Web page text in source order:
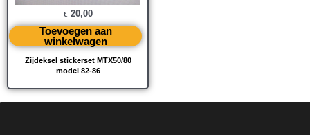
Zijdeksel stickerset MTX50/80
model 82-86
€ 20,00
Toevoegen aan
winkelwagen